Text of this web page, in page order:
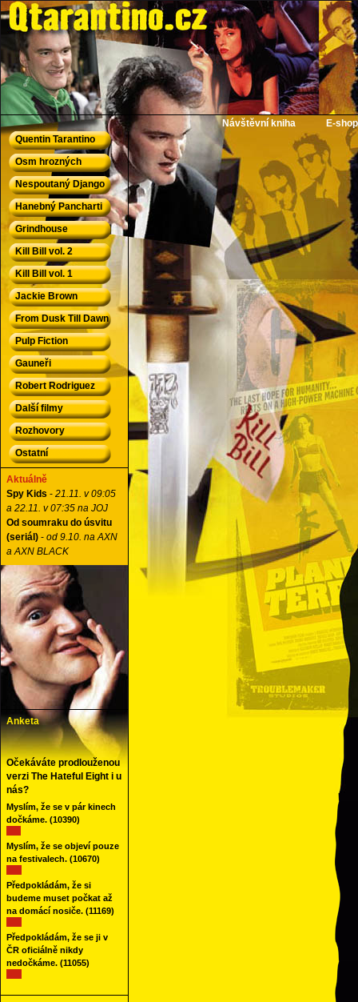
QTarantino.cz - Quentin Tarantino
Návštěvní kniha
E-shop
Quentin Tarantino
Osm hrozných
Nespoutaný Django
Hanebný Pancharti
Grindhouse
Kill Bill vol. 2
Kill Bill vol. 1
Jackie Brown
From Dusk Till Dawn
Pulp Fiction
Gauneři
Robert Rodriguez
Další filmy
Rozhovory
Ostatní
Aktuálně
Spy Kids - 21.11. v 09:05
a 22.11. v 07:35 na JOJ
Od soumraku do úsvitu
(seriál) - od 9.10. na AXN
a AXN BLACK
Anketa
Očekáváte prodlouženou
verzi The Hateful Eight i u
nás?
Myslím, že se v pár kinech
dočkáme. (10390)
Myslím, že se objeví pouze
na festivalech. (10670)
Předpokládám, že si
budeme muset počkat až
na domácí nosiče. (11169)
Předpokládám, že se ji v
ČR oficiálně nikdy
nedočkáme. (11055)